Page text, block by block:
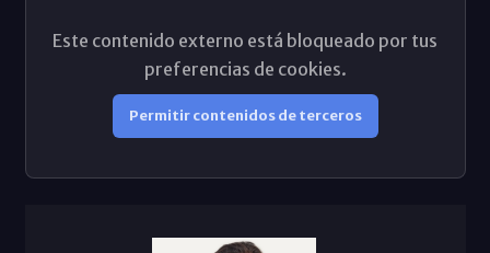
Este contenido externo está bloqueado por tus
preferencias de cookies.
Permitir contenidos de terceros